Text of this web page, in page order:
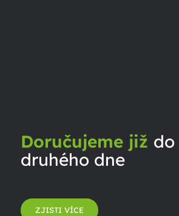
Doručujeme již do
druhého dne
ZJISTI VÍCE